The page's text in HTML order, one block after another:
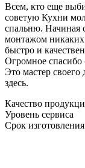
Всем, кто еще
советую Кухни
спальню. Начиная
монтажом
быстро и
Огромное
Это мастер своего
здесь.
Качество
Уровень сервиса
Срок изготовления